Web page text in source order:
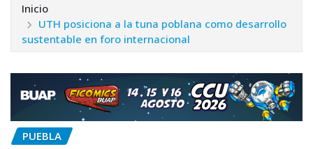
Inicio
UTH posiciona a la tuna poblana como desarrollo
sustentable en foro internacional
PUEBLA